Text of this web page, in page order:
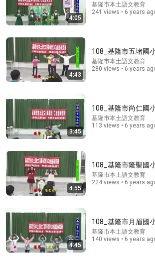
笼中对：史上最严出入境新规解读，普
二爷故事
New 432K views
4:05
基隆市本土語文教育
241 views • 6 years
4:43
108_基隆市五堵國
基隆市本土語文教育
280 views • 6 years
3:45
108_基隆市尚仁國
基隆市本土語文教育
113 views • 6 years
4:55
108_基隆市隆聖國
基隆市本土語文教育
224 views • 6 years
4:45
108_基隆市月眉國
基隆市本土語文教育
140 views • 6 years